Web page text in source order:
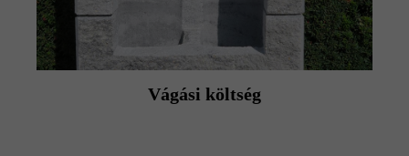
Vágási költség